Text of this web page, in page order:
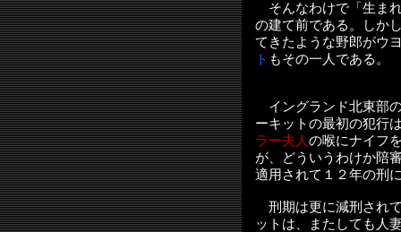
そんなわけで「生ま
の建て前である。しか
てきたような野郎がウ
ト もその一人である。
イングランド北東部
ーキットの最初の犯行
ラー夫人の喉にナイフ
が、どういうわけか陪
適用されて１２年の刑
刑期は更に減刑され
ットは、またしても人